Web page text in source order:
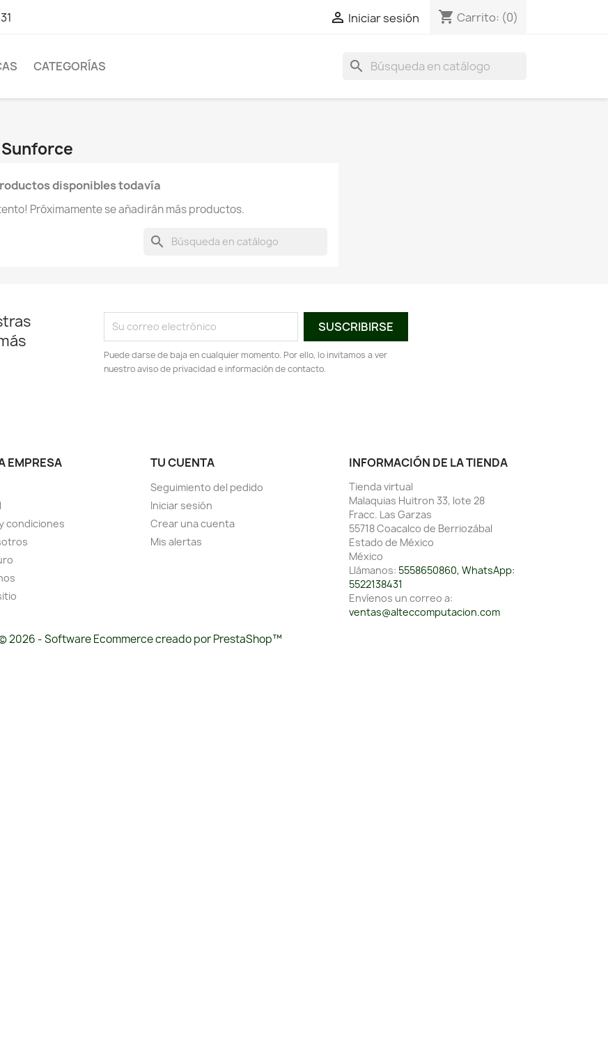
 Iniciar sesión shopping_cart Carrito: (0)
CATEGORÍAS search
disponibles todavía
Próximamente se añadirán más productos.
search
Puede darse de baja en cualquier momento. Por ello, lo invitamos a ver
nuestro aviso de privacidad e información de contacto.
EMPRESA
condiciones
TU CUENTA
Seguimiento del pedido
Iniciar sesión
Crear una cuenta
Mis alertas
INFORMACIÓN DE LA TIENDA
Tienda virtual
Malaquias Huitron 33, lote 28
Fracc. Las Garzas
55718 Coacalco de Berriozábal
Estado de México
México
Llámanos: 5558650860, WhatsApp:
5522138431
Envíenos un correo a:
ventas@alteccomputacion.com
2026 - Software Ecommerce creado por PrestaShop™